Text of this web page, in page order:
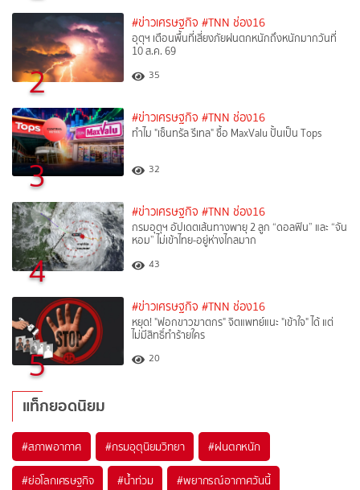
2
#ข่าวเศรษฐกิจ #TNN ช่อง16
อุตุฯ เตือนพื้นที่เสี่ยงภัยฝนตกหนักถึงหนักมากวันที่
10 ส.ค. 69
35
3
#ข่าวเศรษฐกิจ #TNN ช่อง16
ทำไม "เซ็นทรัล รีเทล" ซื้อ MaxValu ปั้นเป็น Tops
32
4
#ข่าวเศรษฐกิจ #TNN ช่อง16
กรมอุตุฯ อัปเดตเส้นทางพายุ 2 ลูก “ดอลฟิน” และ “จัน
หอม” ไม่เข้าไทย-อยู่ห่างไกลมาก
43
5
#ข่าวเศรษฐกิจ #TNN ช่อง16
หยุด! "ฟอกขาวฆาตกร" จิตแพทย์แนะ "เข้าใจ" ได้ แต่
ไม่มีสิทธิ์ทำร้ายใคร
20
แท็กยอดนิยม
#สภาพอากาศ #กรมอุตุนิยมวิทยา #ฝนตกหนัก
#ย่อโลกเศรษฐกิจ #น้ำท่วม #พยากรณ์อากาศวันนี้